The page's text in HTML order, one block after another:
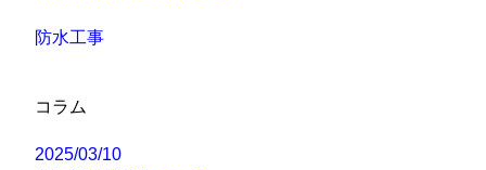
防水工事
コラム
2025/03/10